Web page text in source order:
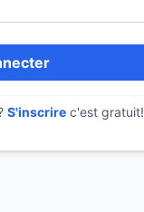
S'inscrire c'est gratuit!